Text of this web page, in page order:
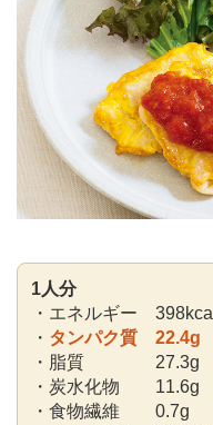
1人分
・エネルギー 398kcal
・ タンパク質 22.4g
・脂質 27.3g
・炭水化物 11.6g
・食物繊維 0.7g